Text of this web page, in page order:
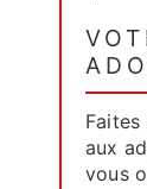
aux
vous